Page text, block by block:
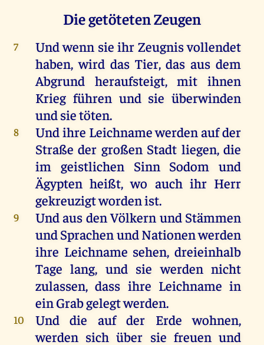
Die getöteten Zeugen
7 Undwenn sie ihr Zeugnisvollendet
haben,wird das Tier,das aus dem
Abgrundheraufsteigt,mit ihnen
Krieg führen und sie überwinden
undsietöten.
8 Undihre Leichnamewerdenaufder
Straße der großen Stadt liegen,die
im geistlichen Sinn Sodom und
Ägypten heißt,wo auch ihr Herr
gekreuzigtwordenist.
9 Undaus denVölkern undStämmen
undSprachenundNationenwerden
ihre Leichname sehen, dreieinhalb
Tage lang, und sie werden nicht
zulassen, dass ihre Leichname in
einGrabgelegtwerden.
10 Und die auf der Erde wohnen,
werden sich über sie freuen und